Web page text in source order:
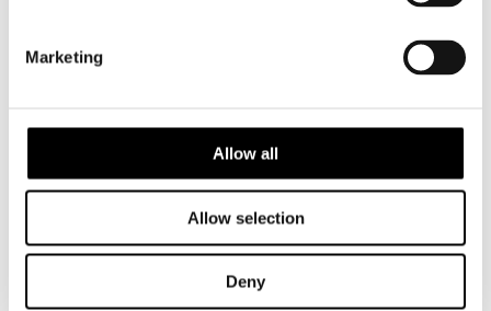
Marketing
Allow all
Allow selection
Deny